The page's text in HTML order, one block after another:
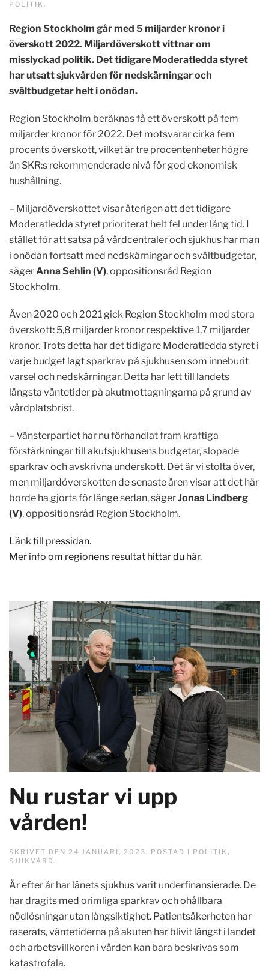
POLITIK .
Region Stockholm går med 5 miljarder kronor i
överskott 2022. Miljardöverskott vittnar om
misslyckad politik. Det tidigare Moderatledda styret
har utsatt sjukvården för nedskärningar och
svältbudgetar helt i onödan.
Region Stockholm beräknas få ett överskott på fem
miljarder kronor för 2022. Det motsvarar cirka fem
procents överskott, vilket är tre procentenheter högre
än SKR:s rekommenderade nivå för god ekonomisk
hushållning.
– Miljardöverskottet visar återigen att det tidigare
Moderatledda styret prioriterat helt fel under lång tid. I
stället för att satsa på vårdcentraler och sjukhus har man
i onödan fortsatt med nedskärningar och svältbudgetar,
sägerAnna Sehlin (V), oppositionsråd Region
Stockholm.
Även 2020 och 2021 gick Region Stockholm med stora
överskott: 5,8 miljarder kronor respektive 1,7 miljarder
kronor. Trots detta har det tidigare Moderatledda styret i
varje budget lagt sparkrav på sjukhusen som inneburit
varsel och nedskärningar. Detta har lett till landets
längsta väntetider på akutmottagningarna på grund av
vårdplatsbrist.
– Vänsterpartiet har nu förhandlat fram kraftiga
förstärkningar till akutsjukhusens budgetar, slopade
sparkrav och avskrivna underskott. Det är vi stolta över,
men miljardöverskotten de senaste åren visar att det här
borde ha gjorts för länge sedan, sägerJonas Lindberg
(V), oppositionsråd Region Stockholm.
Länk till pressidan.
Mer info om regionens resultat hittar du här.
Nu rustar vi upp
vården!
SKRIVET DEN 24 JANUARI, 2023. POSTAD I POLITIK ,
SJUKVÅRD.
År efter år har länets sjukhus varit underfinansierade. De
har dragits med orimliga sparkrav och ohållbara
nödlösningar utan långsiktighet. Patientsäkerheten har
raserats, väntetiderna på akuten har blivit längst i landet
och arbetsvillkoren i vården kan bara beskrivas som
katastrofala.